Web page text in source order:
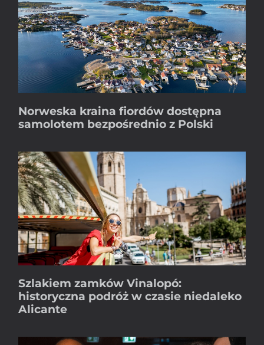
Norweska kraina fiordów dostępna
samolotem bezpośrednio z Polski
Szlakiem zamków Vinalopó:
historyczna podróż w czasie niedaleko
Alicante